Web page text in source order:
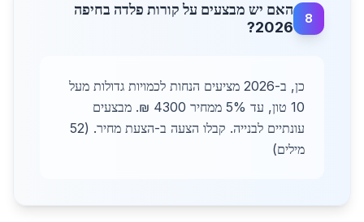
8
האם יש מבצעים על קורות פלדה בחיפה
2026?
כן, ב-2026 מציעים הנחות לכמויות גדולות מעל
10 טון, עד 5% ממחיר 4300 ₪. מבצעים
עונתיים לבנייה. קבלו הצעה ב-הצעת מחיר. (52
מילים)